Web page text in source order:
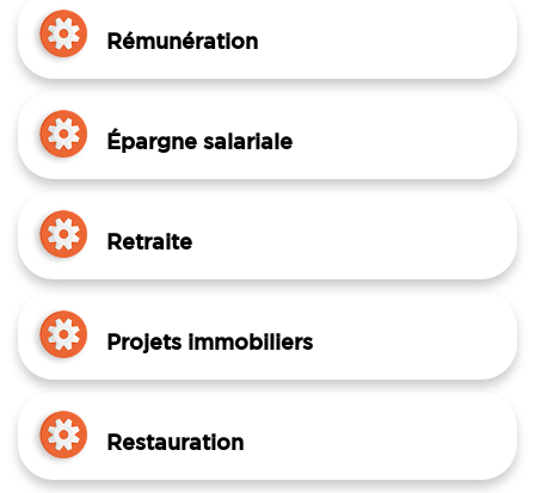
Rémunération
Épargne salariale
Retraite
Projets immobiliers
Restauration